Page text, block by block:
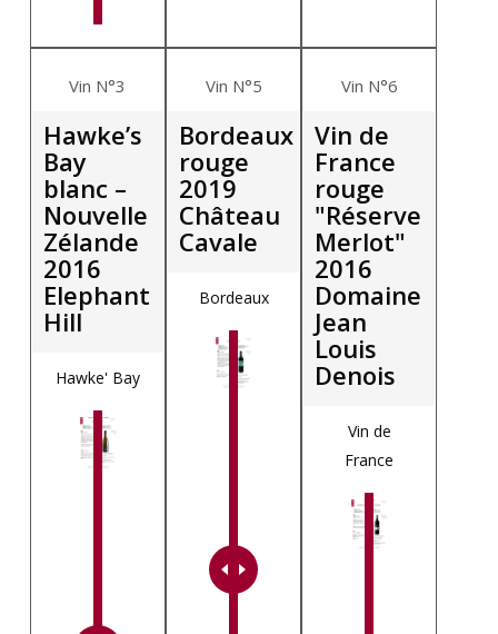
Vin N°3
Hawke’s
Bay
blanc –
Nouvelle
Zélande
2016
Elephant
Hill
Hawke' Bay
Vin N°5
Bordeaux
rouge
2019
Château
Cavale
Bordeaux
Vin N°6
Vin de
France
rouge
"Réserve
Merlot"
2016
Domaine
Jean
Louis
Denois
Vin de
France